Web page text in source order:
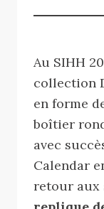
Au SIHH
collection
en forme
boîtier
avec
Calendar
retour aux